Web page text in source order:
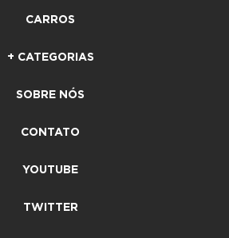
CARROS
+ CATEGORIAS
SOBRE NÓS
CONTATO
YOUTUBE
TWITTER